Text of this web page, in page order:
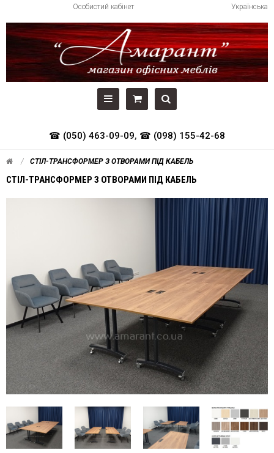
Українська
Особистий кабінет
☎ (050) 463-09-09, ☎ (098) 155-42-68
СТІЛ-ТРАНСФОРМЕР З ОТВОРАМИ ПІД КАБЕЛЬ
СТІЛ-ТРАНСФОРМЕР З ОТВОРАМИ ПІД КАБЕЛЬ